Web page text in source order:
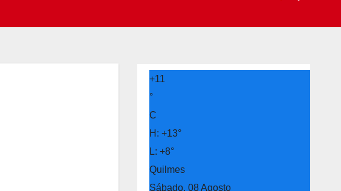
+11
°
C
H: +13°
L: +8°
Quilmes
Sábado, 08 Agosto